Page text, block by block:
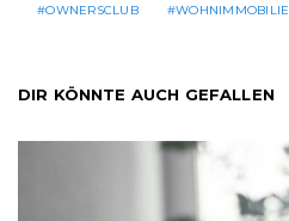
OWNERSCLUB
WOHNIMMOBILIE
DIR KÖNNTE AUCH GEFALLEN